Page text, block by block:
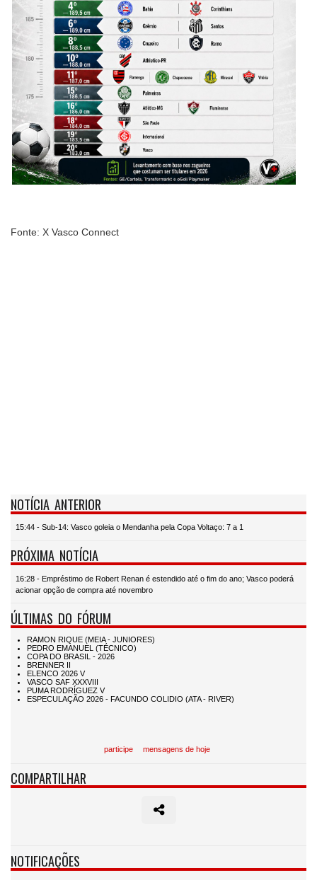
Fonte: X Vasco Connect
NOTÍCIA ANTERIOR
15:44 - Sub-14: Vasco goleia o Mendanha pela Copa Voltaço: 7 a 1
PRÓXIMA NOTÍCIA
16:28 - Empréstimo de Robert Renan é estendido até o fim do ano; Vasco poderá
acionar opção de compra até novembro
ÚLTIMAS DO FÓRUM
participe mensagens de hoje
COMPARTILHAR
NOTIFICAÇÕES